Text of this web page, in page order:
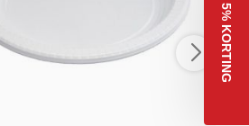
5% KORTING